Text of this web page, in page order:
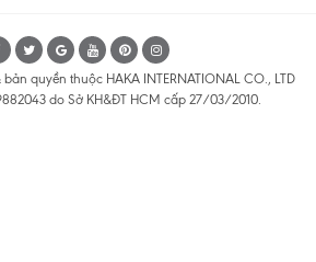
quyền thuộc HAKA INTERNATIONAL CO., LTD
do Sở KH&ĐT HCM cấp 27/03/2010.